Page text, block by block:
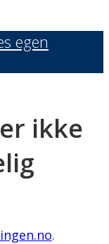
egen
ikke
.